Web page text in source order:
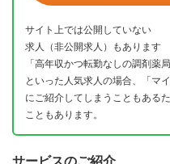
サイト上では公開していない
求人（非公開求人）もあります
「高年収かつ転勤なしの調剤薬
といった人気求人の場合、「マ
にご紹介してしまうこともある
こともあります。
サービスのご紹介